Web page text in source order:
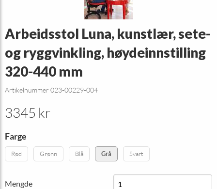
Arbeidsstol Luna, kunstlær, sete-
og ryggvinkling, høydeinnstilling
320-440 mm
Artikelnummer 023-00229-004
3345 kr
Farge
Rød Grønn Blå Grå Svart
Mengde